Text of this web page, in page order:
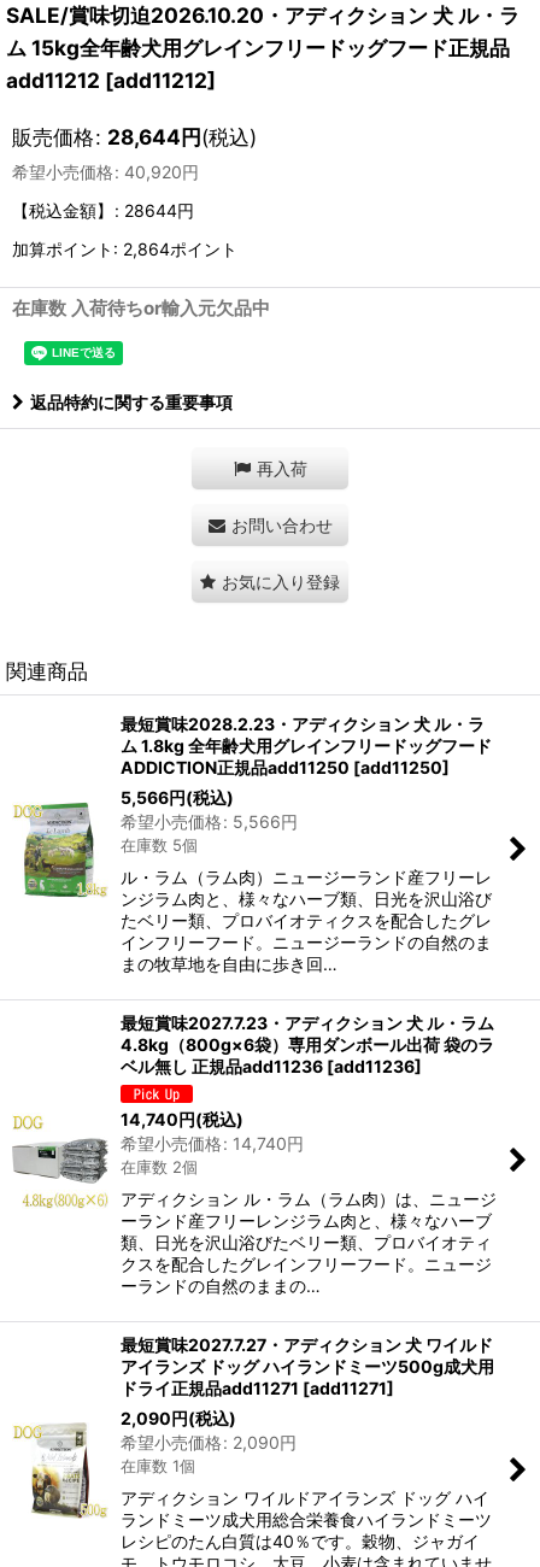
SALE/賞味切迫2026.10.20・アディクション 犬 ル・ラ
ム 15kg全年齢犬用グレインフリードッグフード正規品
add11212 [add11212]
販売価格: 28,644円(税込)
希望小売価格: 40,920円
【税込金額】
: 28644円
加算ポイント: 2,864ポイント
在庫数 入荷待ちor輸入元欠品中
返品特約に関する重要事項
再入荷
お問い合わせ
お気に入り登録
関連商品
最短賞味2028.2.23・アディクション 犬 ル・ラ
ム 1.8kg 全年齢犬用グレインフリードッグフード
ADDICTION正規品add11250 [add11250]
5,566円(税込)
希望小売価格: 5,566円
在庫数 5個
ル・ラム（ラム肉）ニュージーランド産フリーレ
ンジラム肉と、様々なハーブ類、日光を沢山浴び
たベリー類、プロバイオティクスを配合したグレ
インフリーフード。ニュージーランドの自然のま
まの牧草地を自由に歩き回…
最短賞味2027.7.23・アディクション 犬 ル・ラム
4.8kg（800g×6袋）専用ダンボール出荷 袋のラ
ベル無し 正規品add11236 [add11236]
14,740円(税込)
希望小売価格: 14,740円
在庫数 2個
アディクション ル・ラム（ラム肉）は、ニュージ
ーランド産フリーレンジラム肉と、様々なハーブ
類、日光を沢山浴びたベリー類、プロバイオティ
クスを配合したグレインフリーフード。ニュージ
ーランドの自然のままの…
最短賞味2027.7.27・アディクション 犬 ワイルド
アイランズ ドッグ ハイランドミーツ500g成犬用
ドライ正規品add11271 [add11271]
2,090円(税込)
希望小売価格: 2,090円
在庫数 1個
アディクション ワイルドアイランズ ドッグ ハイ
ランドミーツ成犬用総合栄養食ハイランドミーツ
レシピのたん白質は40％です。穀物、ジャガイ
モ、トウモロコシ、大豆、小麦は含まれていませ